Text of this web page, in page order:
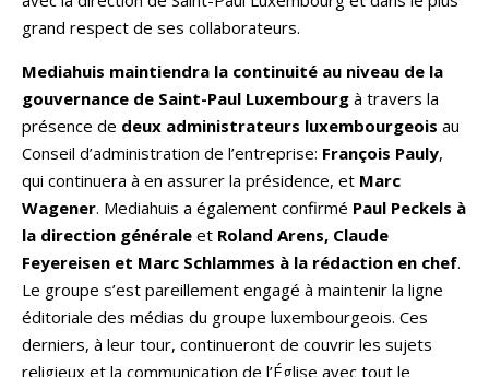
grand respect de ses collaborateurs.
Mediahuis maintiendra la continuité au niveau de la
gouvernance de Saint-Paul Luxembourg à travers la
présence de deux administrateurs luxembourgeois au
Conseil d’administration de l’entreprise: François Pauly,
qui continuera à en assurer la présidence, et Marc
Wagener. Mediahuis a également confirmé Paul Peckels à
la direction générale et Roland Arens, Claude
Feyereisen et Marc Schlammes à la rédaction en chef.
Le groupe s’est pareillement engagé à maintenir la ligne
éditoriale des médias du groupe luxembourgeois. Ces
derniers, à leur tour, continueront de couvrir les sujets
religieux et la communication de l’Église avec tout le